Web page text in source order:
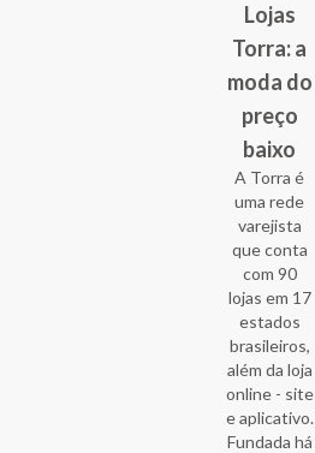
Lojas
Torra: a
moda do
preço
baixo
A Torra é
uma rede
varejista
que conta
com 90
lojas em 17
estados
brasileiros,
além da loja
online - site
e aplicativo.
Fundada há